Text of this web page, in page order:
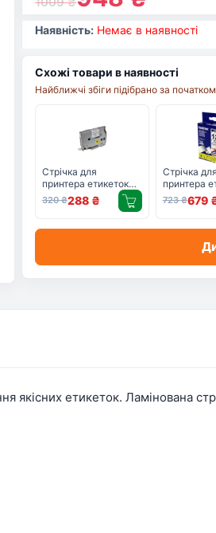
Наявність: Немає в наявності
Схожі товари в наявності
Найближчі збіги підібрано за
Стрічка для
принтера етикеток
UKRMARK RL-B-
T231P-BK/WT,
мм х 8 м (900242)
320₴288 ₴
Стрічка для
принтера
Brother
723₴679
якісних етикеток. Ламінована